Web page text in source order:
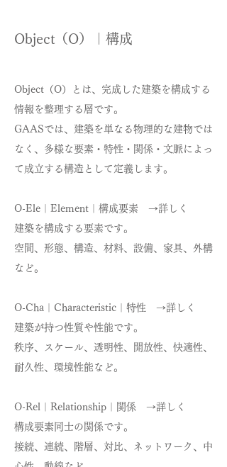
Object（O）｜構成
Object（O）とは、完成した建築を構成する
情報を整理する層です。
GAASでは、建築を単なる物理的な建物では
なく、多様な要素・特性・関係・文脈によっ
て成立する構造として定義します。
O-Ele｜Element｜構成要素 →詳しく
建築を構成する要素です。
空間、形態、構造、材料、設備、家具、外構
など。
O-Cha｜Characteristic｜特性 →詳しく
建築が持つ性質や性能です。
秩序、スケール、透明性、開放性、快適性、
耐久性、環境性能など。
O-Rel｜Relationship｜関係 →詳しく
構成要素同士の関係です。
接続、連続、階層、対比、ネットワーク、中